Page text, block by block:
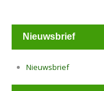
Nieuwsbrief
Nieuwsbrief